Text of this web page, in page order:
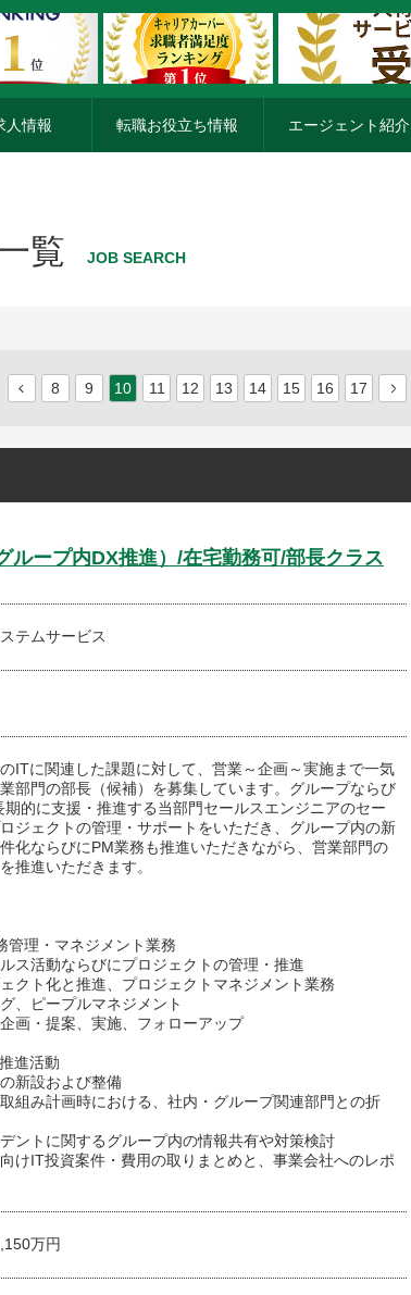
人情報 転職お役立ち情報 エージェント紹介
覧 JOB SEARCH
8 9 10 11 12 13 14 15 16 17
ループ内DX推進）/在宅勤務可/部長クラス
テムサービス
ITに関連した課題に対して、営業～企画～実施まで一気
部門の部長（候補）を募集しています。グループならび
期的に支援・推進する当部門セールスエンジニアのセー
ジェクトの管理・サポートをいただき、グループ内の新
化ならびにPM業務も推進いただきながら、営業部門の
推進いただきます。
管理・マネジメント業務
ス活動ならびにプロジェクトの管理・推進
クト化と推進、プロジェクトマネジメント業務
、ピープルマネジメント
画・提案、実施、フォローアップ
進活動
新設および整備
組み計画時における、社内・グループ関連部門との折
ントに関するグループ内の情報共有や対策検討
けIT投資案件・費用の取りまとめと、事業会社へのレポ
万円